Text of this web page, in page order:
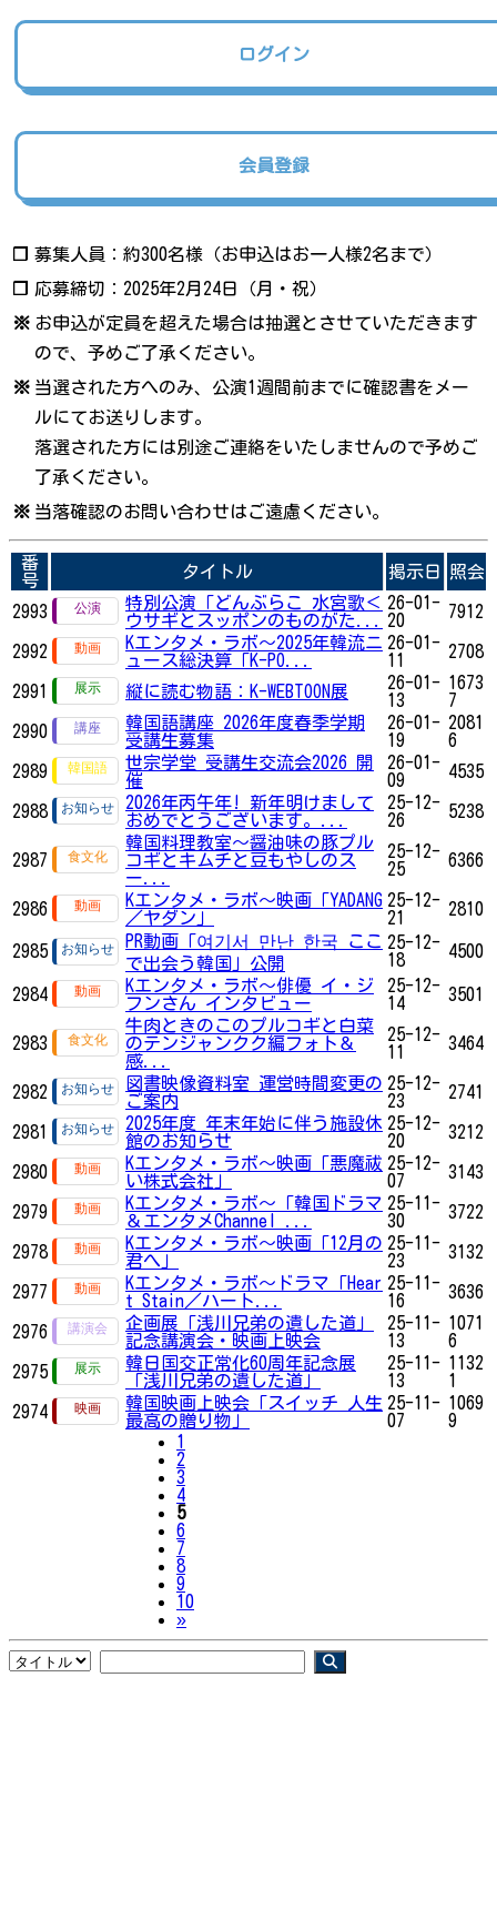
ログイン
会員登録
❐ 募集人員：約300名様（お申込はお一人様2名まで）
❐ 応募締切：2025年2月24日（月・祝）
※ お申込が定員を超えた場合は抽選とさせていただきます
ので、予めご了承ください。
※ 当選された方へのみ、公演1週間前までに確認書をメー
ルにてお送りします。
落選された方には別途ご連絡をいたしませんので予めご
了承ください。
※ 当落確認のお問い合わせはご遠慮ください。
番
号
タイトル 掲示日 照会
2993
特別公演「どんぶらこ 水宮歌＜
ウサギとスッポンのものがた...
26-01-
20
7912
2992
Kエンタメ・ラボ～2025年韓流ニ
ュース総決算「K-PO...
26-01-
11
2708
2991 縦に読む物語：K-WEBTOON展
26-01-
13
1673
7
2990
韓国語講座 2026年度春季学期
受講生募集
26-01-
19
2081
6
2989
世宗学堂 受講生交流会2026 開
催
26-01-
09
4535
2988
2026年丙午年! 新年明けまして
おめでとうございます。...
25-12-
26
5238
2987
韓国料理教室～醤油味の豚プル
コギとキムチと豆もやしのス
ー...
25-12-
25
6366
2986
Kエンタメ・ラボ～映画「YADANG
／ヤダン」
25-12-
21
2810
2985
PR動画「여기서 만난 한국 ここ
で出会う韓国」公開
25-12-
18
4500
2984
Kエンタメ・ラボ～俳優 イ・ジ
フンさん インタビュー
25-12-
14
3501
2983
牛肉ときのこのプルコギと白菜
のテンジャンクク編フォト＆
感...
25-12-
11
3464
2982
図書映像資料室 運営時間変更の
ご案内
25-12-
23
2741
2981
2025年度 年末年始に伴う施設休
館のお知らせ
25-12-
20
3212
2980
Kエンタメ・ラボ～映画「悪魔祓
い株式会社」
25-12-
07
3143
2979
Kエンタメ・ラボ～「韓国ドラマ
＆エンタメChannel ...
25-11-
30
3722
2978
Kエンタメ・ラボ～映画「12月の
君へ」
25-11-
23
3132
2977
Kエンタメ・ラボ～ドラマ「Hear
t Stain／ハート...
25-11-
16
3636
2976
企画展「浅川兄弟の遺した道」
記念講演会・映画上映会
25-11-
13
1071
6
2975
韓日国交正常化60周年記念展
「浅川兄弟の遺した道」
25-11-
13
1132
1
2974
韓国映画上映会「スイッチ 人生
最高の贈り物」
25-11-
07
1069
9
1
2
3
4
5
6
7
8
9
10
»Next